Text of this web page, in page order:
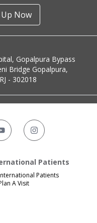
Now
Gopalpura Bypass
Bridge Gopalpura,
- 302018
Patients
Patients
A Visit